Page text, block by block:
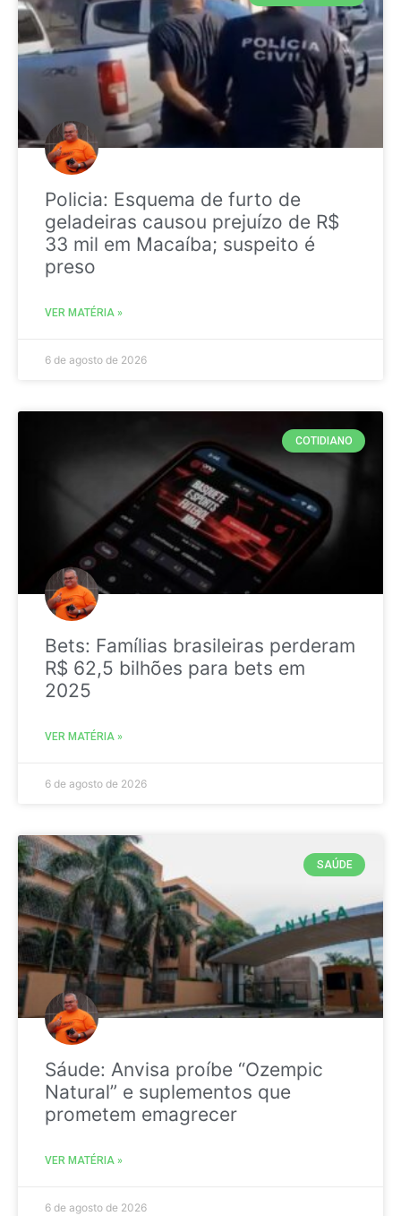
Policia: Esquema de furto de
geladeiras causou prejuízo de R$
33 mil em Macaíba; suspeito é
preso
VER MATÉRIA »
6 de agosto de 2026
COTIDIANO
Bets: Famílias brasileiras perderam
R$ 62,5 bilhões para bets em
2025
VER MATÉRIA »
6 de agosto de 2026
SAÚDE
Sáude: Anvisa proíbe “Ozempic
Natural” e suplementos que
prometem emagrecer
VER MATÉRIA »
6 de agosto de 2026